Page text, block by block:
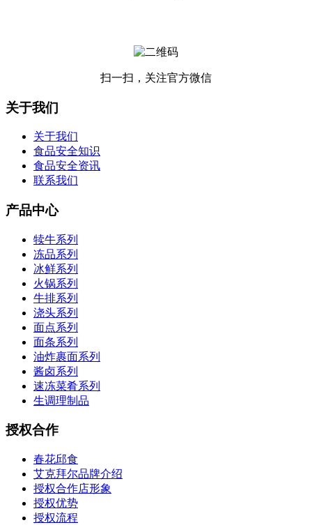
扫一扫，关注官方微信
关于我们
关于我们
食品安全知识
食品安全资讯
联系我们
产品中心
犊牛系列
冻品系列
冰鲜系列
火锅系列
牛排系列
浇头系列
面点系列
面条系列
油炸裹面系列
酱卤系列
速冻菜肴系列
生调理制品
授权合作
春花邱食
艾克拜尔品牌介绍
授权合作店形象
授权优势
授权流程